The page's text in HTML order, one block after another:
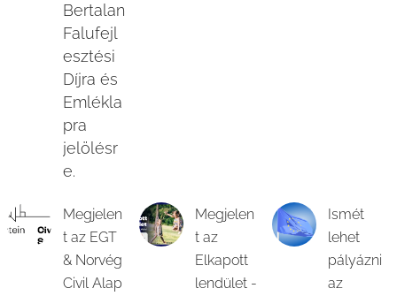
Bertalan
Falufejl
esztési
Díjra és
Emlékla
pra
jelölésr
e.
Megjelen
t az EGT
& Norvég
Civil Alap
Megjelen
t az
Elkapott
lendület -
Ismét
lehet
pályázni
az